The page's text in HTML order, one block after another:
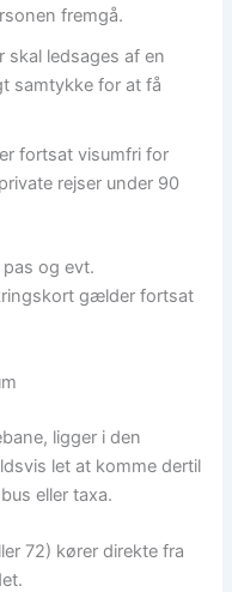
fremgå.
skal ledsages af en
samtykke for at få
fortsat visumfri for
rejser under 90
og evt.
gælder fortsat
ligger i den
let at komme dertil
eller taxa.
72) kører direkte fra